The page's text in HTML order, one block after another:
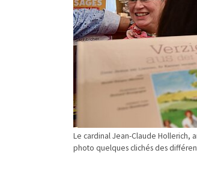
Le cardinal Jean-Claude Hollerich,
photo quelques clichés des